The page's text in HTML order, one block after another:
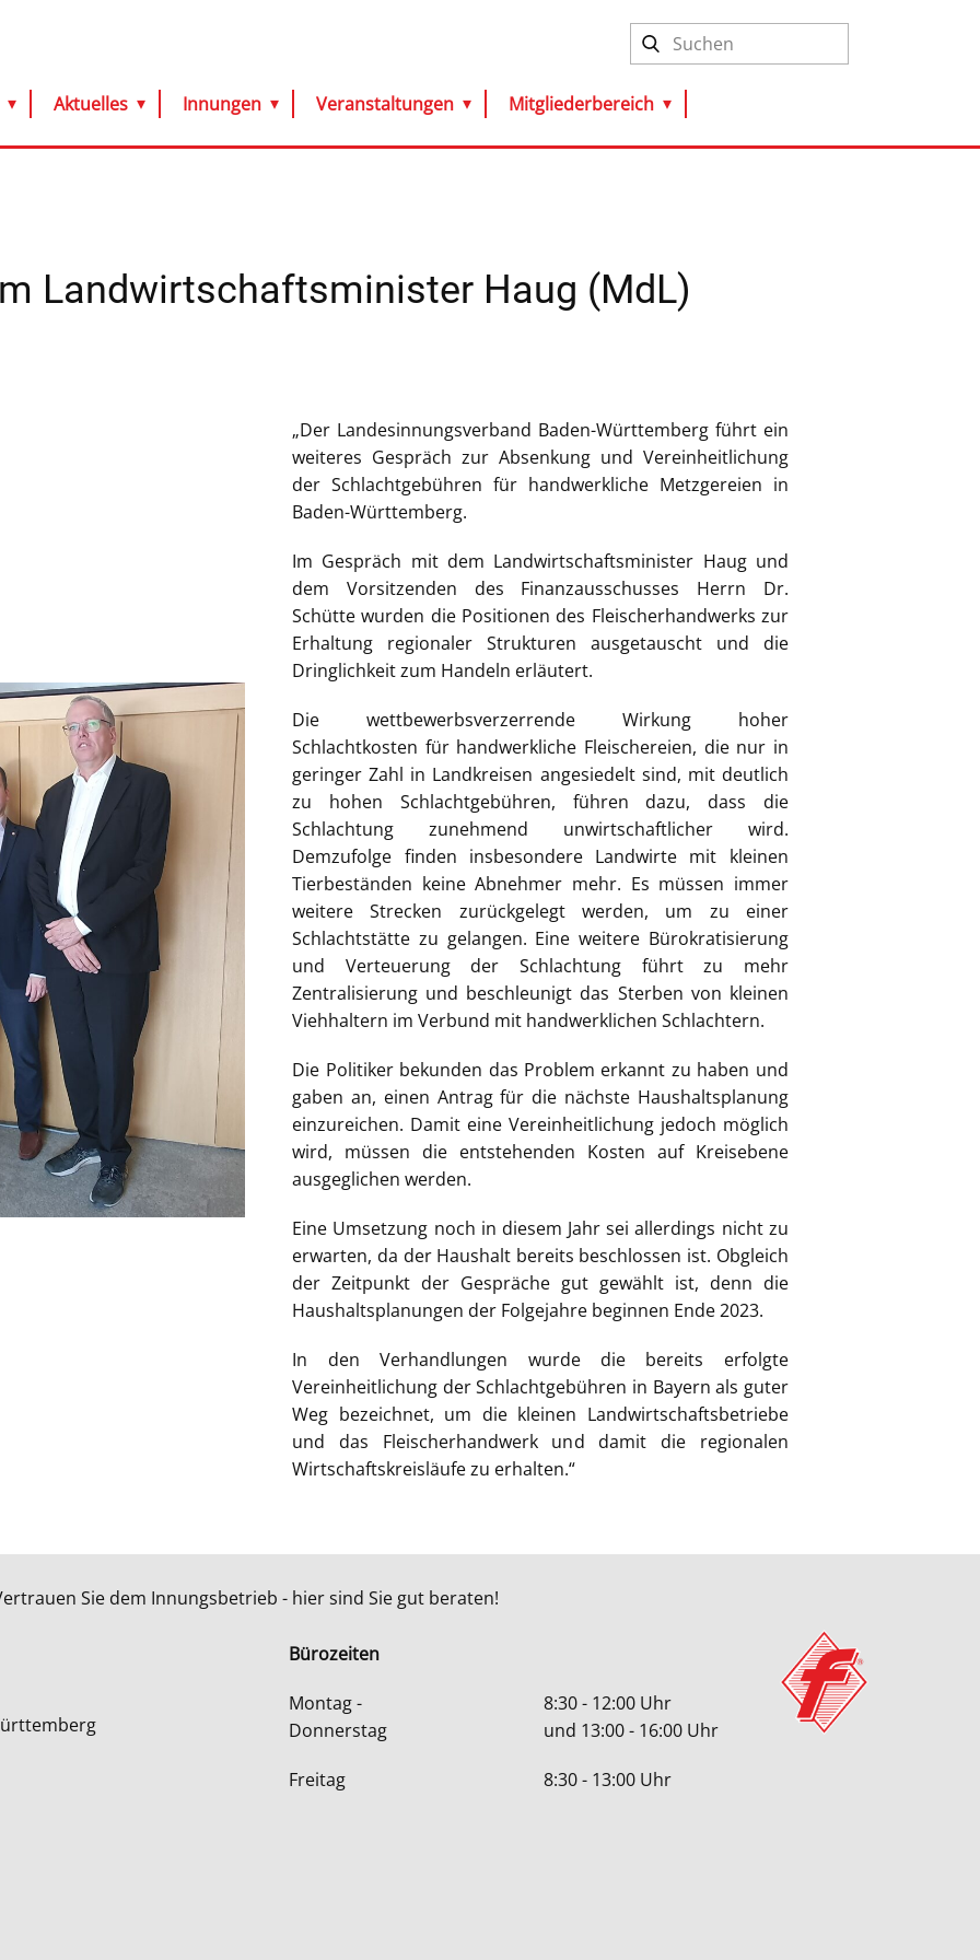
Search
Aktuelles Innungen Veranstaltungen Mitgliederbereich
Landwirtschaftsminister Haug (MdL)
„Der Landesinnungsverband Baden-Württemberg führt ein
weiteres Gespräch zur Absenkung und Vereinheitlichung
der Schlachtgebühren für handwerkliche Metzgereien in
Baden-Württemberg.
Im Gespräch mit dem Landwirtschaftsminister Haug und
dem Vorsitzenden des Finanzausschusses Herrn Dr.
Schütte wurden die Positionen des Fleischerhandwerks zur
Erhaltung regionaler Strukturen ausgetauscht und die
Dringlichkeit zum Handeln erläutert.
Die wettbewerbsverzerrende Wirkung hoher
Schlachtkosten für handwerkliche Fleischereien, die nur in
geringer Zahl in Landkreisen angesiedelt sind, mit deutlich
zu hohen Schlachtgebühren, führen dazu, dass die
Schlachtung zunehmend unwirtschaftlicher wird.
Demzufolge finden insbesondere Landwirte mit kleinen
Tierbeständen keine Abnehmer mehr. Es müssen immer
weitere Strecken zurückgelegt werden, um zu einer
Schlachtstätte zu gelangen. Eine weitere Bürokratisierung
und Verteuerung der Schlachtung führt zu mehr
Zentralisierung und beschleunigt das Sterben von kleinen
Viehhaltern im Verbund mit handwerklichen Schlachtern.
Die Politiker bekunden das Problem erkannt zu haben und
gaben an, einen Antrag für die nächste Haushaltsplanung
einzureichen. Damit eine Vereinheitlichung jedoch möglich
wird, müssen die entstehenden Kosten auf Kreisebene
ausgeglichen werden.
Eine Umsetzung noch in diesem Jahr sei allerdings nicht zu
erwarten, da der Haushalt bereits beschlossen ist. Obgleich
der Zeitpunkt der Gespräche gut gewählt ist, denn die
Haushaltsplanungen der Folgejahre beginnen Ende 2023.
In den Verhandlungen wurde die bereits erfolgte
Vereinheitlichung der Schlachtgebühren in Bayern als guter
Weg bezeichnet, um die kleinen Landwirtschaftsbetriebe
und das Fleischerhandwerk und damit die regionalen
Wirtschaftskreisläufe zu erhalten.“
Sie dem Innungsbetrieb - hier sind Sie gut beraten!
Bürozeiten
Montag -
Donnerstag
8:30 - 12:00 Uhr
und 13:00 - 16:00 Uhr
Freitag 8:30 - 13:00 Uhr